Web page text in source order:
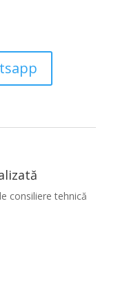
consiliere tehnică